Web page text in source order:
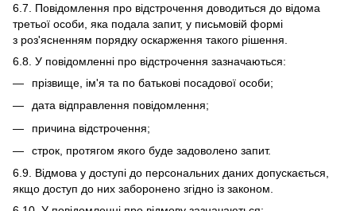
6.7. Повідомлення про відстрочення доводиться до відома
третьої особи, яка подала запит, у письмовій формі
з роз'ясненням порядку оскарження такого рішення.
6.8. У повідомленні про відстрочення зазначаються:
прізвище, ім'я та по батькові посадової особи;
дата відправлення повідомлення;
причина відстрочення;
строк, протягом якого буде задоволено запит.
6.9. Відмова у доступі до персональних даних допускається,
якщо доступ до них заборонено згідно із законом.